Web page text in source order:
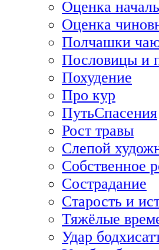
Оценка
Оценка
Полчашки
Пословицы и
Похудение
Про кур
ПутьСпасения
Рост травы
Слепой
Собственное
Сострадание
Старость и
Тяжёлые
Удар